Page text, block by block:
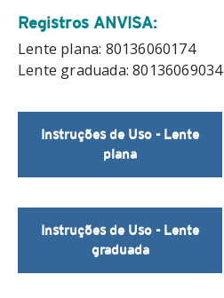
Registros ANVISA:
Lente plana: 80136060174
Lente graduada: 80136069034
Instruções de Uso - Lente
plana
Instruções de Uso - Lente
graduada